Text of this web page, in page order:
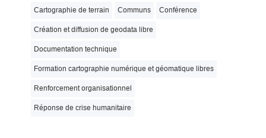
Cartographie de terrain Communs Conférence
Création et diffusion de geodata libre
Documentation technique
Formation cartographie numérique et géomatique libres
Renforcement organisationnel
Réponse de crise humanitaire